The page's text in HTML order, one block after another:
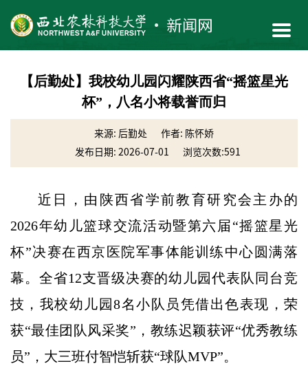
【后勤处】我校幼儿园闪耀陕西省“摇篮星光
杯”，八名小将载誉而归
来源: 后勤处
作者: 陈怀娇
发布日期: 2026-07-01
浏览次数:591
近日，由陕西省学前教育研究会主办的
2026年幼儿篮球交流活动暨第六届“摇篮星光
杯”决赛在西京医院军事体能训练中心圆满落
幕。全省12支晋级决赛的幼儿园代表队同台竞
技，我校幼儿园8名小队员凭借出色表现，荣
获“最佳团队风采奖”，教练迟颖获评“优秀教练
员”，大三班付智恺斩获“球队MVP”。